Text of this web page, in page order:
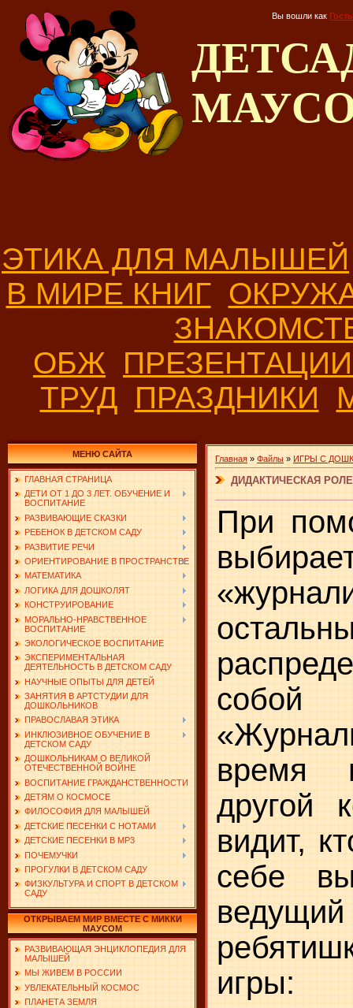
Вы вошли как Гость
ЭТИКА ДЛЯ МАЛЫШЕЙ
В МИРЕ КНИГ
ОБЖ
ТРУД ПРАЗДНИКИ
МЕНЮ САЙТА
ГЛАВНАЯ СТРАНИЦА
ДЕТИ ОТ 1 ДО 3 ЛЕТ. ОБУЧЕНИЕ И
ВОСПИТАНИЕ
РАЗВИВАЮЩИЕ СКАЗКИ
РЕБЕНОК В ДЕТСКОМ САДУ
РАЗВИТИЕ РЕЧИ
ОРИЕНТИРОВАНИЕ В ПРОСТРАНСТВЕ
МАТЕМАТИКА
ЛОГИКА ДЛЯ ДОШКОЛЯТ
КОНСТРУИРОВАНИЕ
МОРАЛЬНО-НРАВСТВЕННОЕ
ВОСПИТАНИЕ
ЭКОЛОГИЧЕСКОЕ ВОСПИТАНИЕ
ЭКСПЕРИМЕНТАЛЬНАЯ
ДЕЯТЕЛЬНОСТЬ В ДЕТСКОМ САДУ
НАУЧНЫЕ ОПЫТЫ ДЛЯ ДЕТЕЙ
ЗАНЯТИЯ В АРТСТУДИИ ДЛЯ
ДОШКОЛЬНИКОВ
ПРАВОСЛАВАЯ ЭТИКА
ИНКЛЮЗИВНОЕ ОБУЧЕНИЕ В
ДЕТСКОМ САДУ
ДОШКОЛЬНИКАМ О ВЕЛИКОЙ
ОТЕЧЕСТВЕННОЙ ВОЙНЕ
ВОСПИТАНИЕ ГРАЖДАНСТВЕННОСТИ
ДЕТЯМ О КОСМОСЕ
ФИЛОСОФИЯ ДЛЯ МАЛЫШЕЙ
ДЕТСКИЕ ПЕСЕНКИ С НОТАМИ
ДЕТСКИЕ ПЕСЕНКИ В MP3
ПОЧЕМУЧКИ
ПРОГУЛКИ В ДЕТСКОМ САДУ
ФИЗКУЛЬТУРА И СПОРТ В ДЕТСКОМ
САДУ
ОТКРЫВАЕМ МИР ВМЕСТЕ С МИККИ
МАУСОМ
РАЗВИВАЮЩАЯ ЭНЦИКЛОПЕДИЯ ДЛЯ
МАЛЫШЕЙ
МЫ ЖИВЕМ В РОССИИ
УВЛЕКАТЕЛЬНЫЙ КОСМОС
ПЛАНЕТА ЗЕМЛЯ
Главная » Файлы » ИГРЫ С
ДИДАКТИЧЕСКАЯ
При
время
другой
видит,
себе
игры: